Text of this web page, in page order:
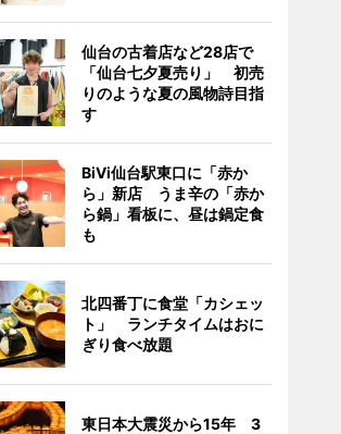
仙台の古着店など28店で
「仙台七夕夏売り」 初売
りのような夏の風物詩目指
す
BiVi仙台駅東口に「赤か
ら」新店 うま辛の「赤か
ら鍋」看板に、昼は鍋定食
も
北四番丁に食堂「カシェッ
ト」 ランチタイムはおに
ぎり食べ放題
東日本大震災から15年 3